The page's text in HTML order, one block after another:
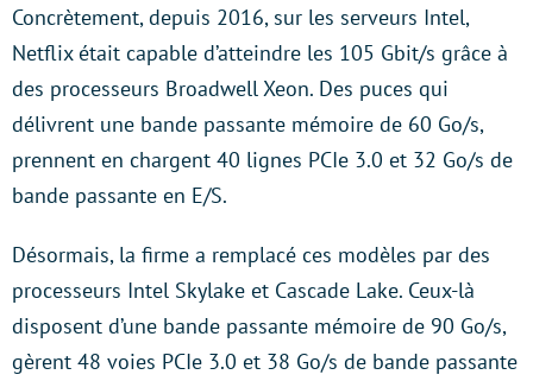
Concrètement, depuis 2016, sur les serveurs Intel,
Netflix était capable d’atteindre les 105 Gbit/s grâce à
des processeurs Broadwell Xeon. Des puces qui
délivrent une bande passante mémoire de 60 Go/s,
prennent en chargent 40 lignes PCIe 3.0 et 32 Go/s de
bande passante en E/S.
Désormais, la firme a remplacé ces modèles par des
processeurs Intel Skylake et Cascade Lake. Ceux-là
disposent d’une bande passante mémoire de 90 Go/s,
gèrent 48 voies PCIe 3.0 et 38 Go/s de bande passante